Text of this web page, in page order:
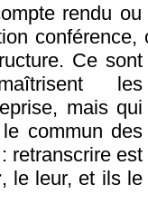
rendu
Ce sont
les
mais qui
commun des
retranscrire est
, le leur, et ils le